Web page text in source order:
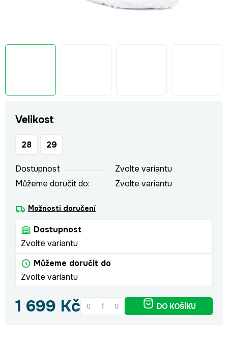
Velikost
28 29
Dostupnost
Zvolte variantu
Můžeme doručit do:
Zvolte variantu
Možnosti doručení
Dostupnost
Zvolte variantu
Můžeme doručit do
Zvolte variantu
1 699 Kč DO KOŠÍKU